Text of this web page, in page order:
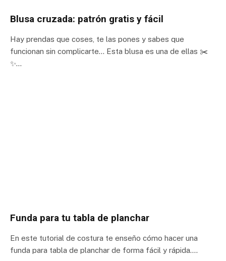
Blusa cruzada: patrón gratis y fácil
Hay prendas que coses, te las pones y sabes que
funcionan sin complicarte… Esta blusa es una de ellas ✂️
✨…
Funda para tu tabla de planchar
En este tutorial de costura te enseño cómo hacer una
funda para tabla de planchar de forma fácil y rápida.…